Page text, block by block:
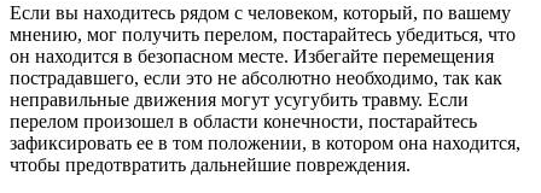
Если вы находитесь рядом с человеком, который, по вашему
мнению, мог получить перелом, постарайтесь убедиться, что
он находится в безопасном месте. Избегайте перемещения
пострадавшего, если это не абсолютно необходимо, так как
неправильные движения могут усугубить травму. Если
перелом произошел в области конечности, постарайтесь
зафиксировать ее в том положении, в котором она находится,
чтобы предотвратить дальнейшие повреждения.